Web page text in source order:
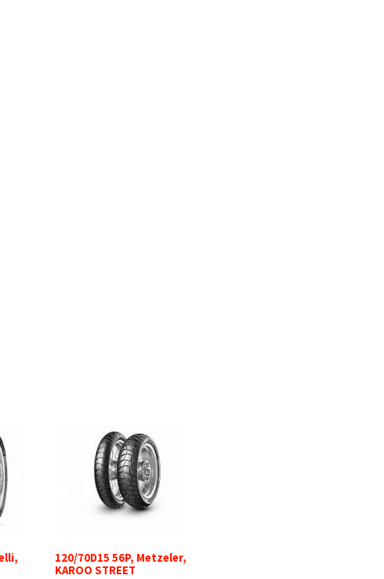
120/70D15 56P, Metzeler,
KAROO STREET